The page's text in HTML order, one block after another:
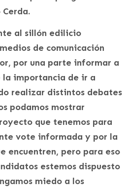
al sillón edilicio
de comunicación
por una parte informar a
la importancia de ir a
realizar distintos debates
podamos mostrar
que tenemos para
vote informada y por la
encuentren, pero para eso
estemos dispuesto
miedo a los